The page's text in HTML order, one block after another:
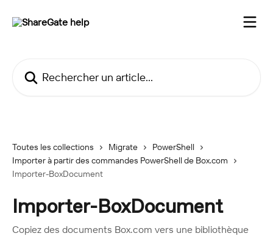
Toutes les collections Migrate
PowerShell
Importer à partir des commandes PowerShell de Box.com
Importer-BoxDocument
Importer-BoxDocument
Copiez des documents Box.com vers une bibliothèque